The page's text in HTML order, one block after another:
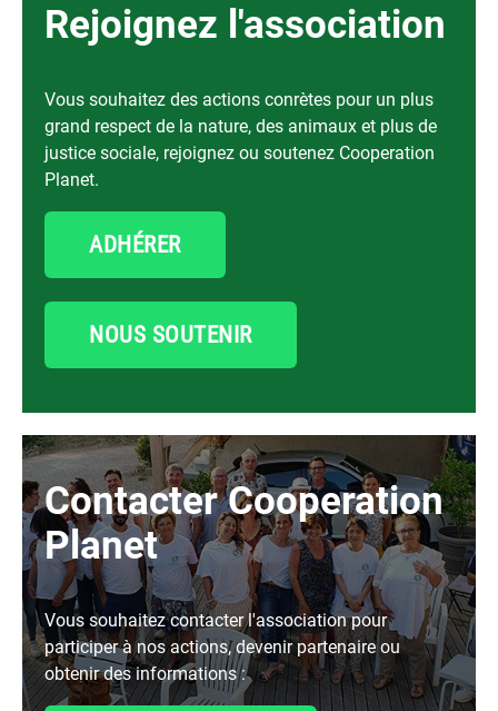
Rejoignez l'association
Vous souhaitez des actions conrètes pour un plus
grand respect de la nature, des animaux et plus de
justice sociale, rejoignez ou soutenez Cooperation
Planet.
ADHÉRER
NOUS SOUTENIR
Contacter Cooperation
Planet
Vous souhaitez contacter l'association pour
participer à nos actions, devenir partenaire ou
obtenir des informations :